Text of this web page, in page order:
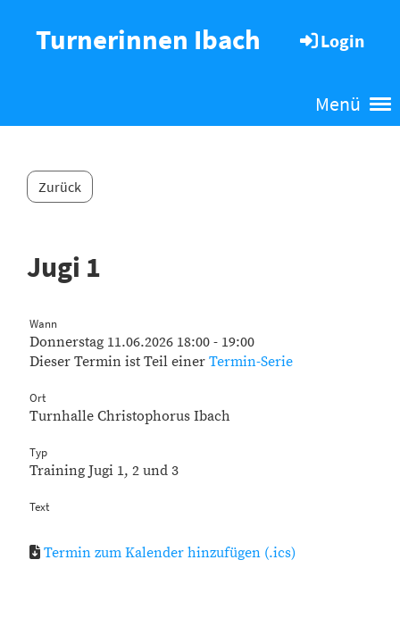
Turnerinnen Ibach Login
Menü
Zurück
Jugi 1
Wann
Donnerstag 11.06.2026 18:00 - 19:00
Dieser Termin ist Teil einer Termin-Serie
Ort
Turnhalle Christophorus Ibach
Typ
Training Jugi 1, 2 und 3
Text
Termin zum Kalender hinzufügen (.ics)